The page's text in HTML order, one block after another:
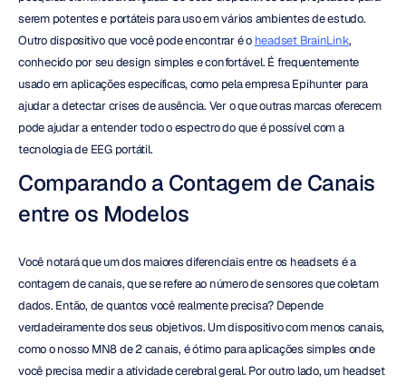
serem potentes e portáteis para uso em vários ambientes de estudo.
Outro dispositivo que você pode encontrar é o headset BrainLink,
conhecido por seu design simples e confortável. É frequentemente
usado em aplicações específicas, como pela empresa Epihunter para
ajudar a detectar crises de ausência. Ver o que outras marcas oferecem
pode ajudar a entender todo o espectro do que é possível com a
tecnologia de EEG portátil.
Comparando a Contagem de Canais
entre os Modelos
Você notará que um dos maiores diferenciais entre os headsets é a
contagem de canais, que se refere ao número de sensores que coletam
dados. Então, de quantos você realmente precisa? Depende
verdadeiramente dos seus objetivos. Um dispositivo com menos canais,
como o nosso MN8 de 2 canais, é ótimo para aplicações simples onde
você precisa medir a atividade cerebral geral. Por outro lado, um headset